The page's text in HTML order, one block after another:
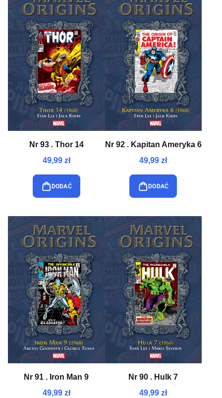
Nr 93 . Thor 14
49,99 zł
DODAĆ
Nr 92 . Kapitan Ameryka 6
49,99 zł
DODAĆ
Nr 91 . Iron Man 9
49,99 zł
Nr 90 . Hulk 7
49,99 zł